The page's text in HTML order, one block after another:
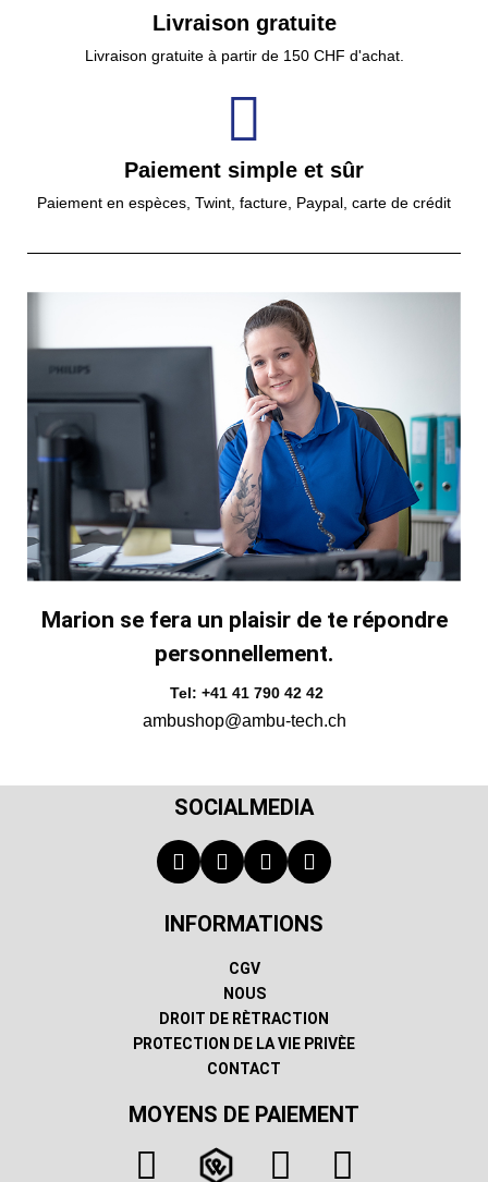
Livraison gratuite
Livraison gratuite à partir de 150 CHF d'achat.
Paiement simple et sûr
Paiement en espèces, Twint, facture, Paypal, carte de crédit
Marion se fera un plaisir de te répondre
personnellement.
Tel: +41 41 790 42 42
ambushop@ambu-tech.ch
SOCIALMEDIA
INFORMATIONS
CGV
NOUS
DROIT DE RÈTRACTION
PROTECTION DE LA VIE PRIVÈE
CONTACT
MOYENS DE PAIEMENT